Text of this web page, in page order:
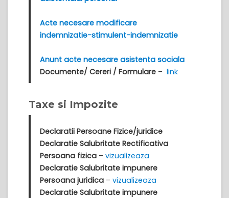
Acte necesare modificare
indemnizatie-stimulent-indemnizatie
Anunt acte necesare asistenta sociala
Documente/ Cereri / Formulare– link
Taxe si Impozite
Declaratii Persoane Fizice/juridice
Declaratie Salubritate Rectificativa
Persoana fizica– vizualizeaza
Declaratie Salubritate impunere
Persoana juridica– vizualizeaza
Declaratie Salubritate impunere